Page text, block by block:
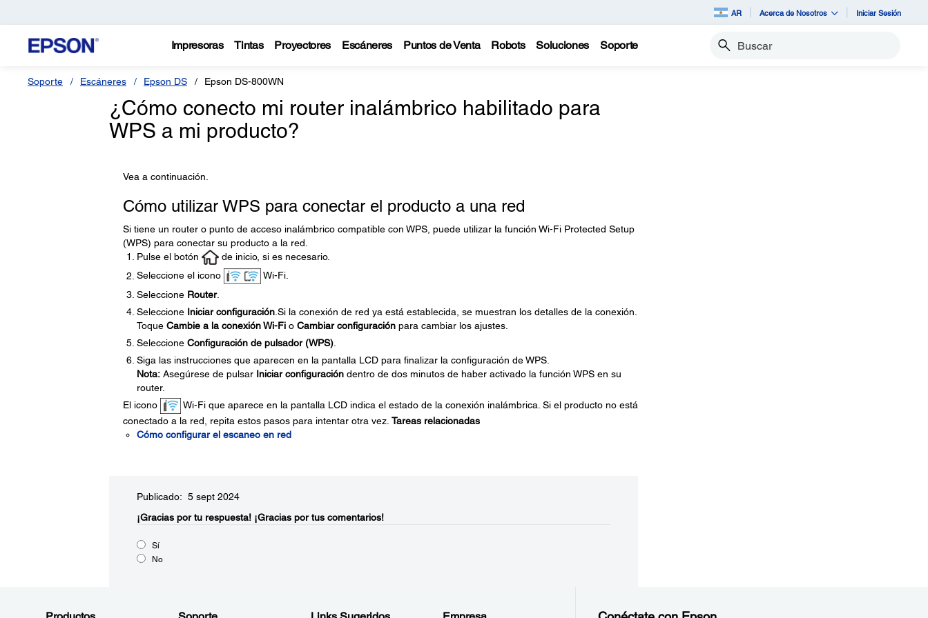
AR Acerca de Nosotros Iniciar Sesión
Impresoras Tintas Proyectores Escáneres Puntos de Venta Robots Soluciones Soporte Buscar
Soporte Escáneres Epson DS Epson DS-800WN
¿Cómo conecto mi router inalámbrico habilitado para
WPS a mi producto?
Vea a continuación.
Cómo utilizar WPS para conectar el producto a una red
Si tiene un router o punto de acceso inalámbrico compatible con WPS, puede utilizar la función Wi-Fi Protected Setup
(WPS) para conectar su producto a la red.
Pulse el botón
de inicio, si es necesario.
Seleccione el icono
Wi-Fi.
Seleccione Router.
Seleccione Iniciar configuración.Si la conexión de red ya está establecida, se muestran los detalles de la conexión.
Toque Cambie a la conexión Wi-Fio Cambiar configuraciónpara cambiar los ajustes.
Seleccione Configuración de pulsador (WPS).
Siga las instrucciones que aparecen en la pantalla LCD para finalizar la configuración de WPS.
Nota:Asegúrese de pulsar Iniciar configuracióndentro de dos minutos de haber activado la función WPS en su
router.
El icono
Wi-Fi que aparece en la pantalla LCD indica el estado de la conexión inalámbrica. Si el producto no está
conectado a la red, repita estos pasos para intentar otra vez. Tareas relacionadas
Cómo configurar el escaneo en red
Publicado: 5 sept 2024
¡Gracias por tu respuesta! ¡Gracias por tus comentarios!
Sí
No